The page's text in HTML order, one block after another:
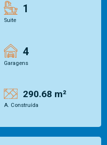
1
Suite
4
Garagens
290.68 m²
A. Construída